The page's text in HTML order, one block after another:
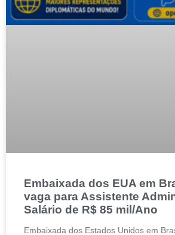
Embaixada dos EUA em
vaga para Assistente
Salário de R$ 85 mil/Ano
Embaixada dos Estados Unidos em